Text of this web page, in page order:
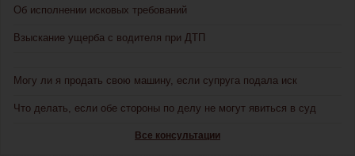
Об исполнении исковых требований
Взыскание ущерба с водителя при ДТП
Могу ли я продать свою машину, если супруга подала иск
Что делать, если обе стороны по делу не могут явиться в суд
Все консультации